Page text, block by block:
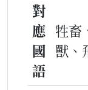
對
應
國
語
牲畜
獸、